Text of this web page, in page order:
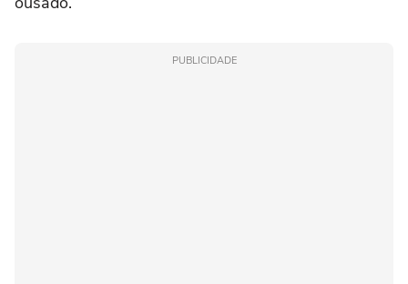
PUBLICIDADE